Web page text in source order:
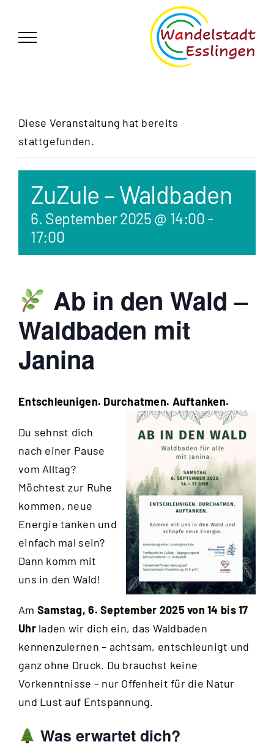
springen
Diese Veranstaltung hat bereits
stattgefunden.
ZuZule – Waldbaden
6. September 2025 @ 14:00 -
17:00
Ab in den Wald –
Waldbaden mit
Janina
Entschleunigen. Durchatmen. Auftanken.
Du sehnst dich
nach einer Pause
vom Alltag?
Möchtest zur Ruhe
kommen, neue
Energie tanken und
einfach mal sein?
Dann komm mit
uns in den Wald!
Am Samstag, 6. September 2025 von 14 bis 17
Uhrladen wir dich ein, das Waldbaden
kennenzulernen – achtsam, entschleunigt und
ganz ohne Druck. Du brauchst keine
Vorkenntnisse – nur Offenheit für die Natur
und Lust auf Entspannung.
Was erwartet dich?